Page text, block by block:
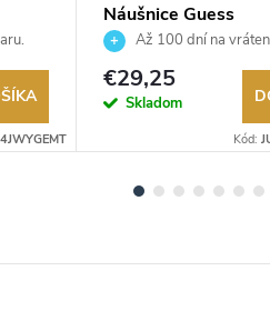
Náušnice Guess
JUBE05380JWYGT
Až 100 dní na
Autorizovaný predajca.
€29,25
Skladom
Kód: